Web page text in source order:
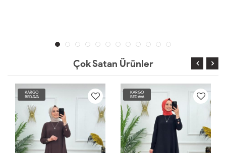
Çok Satan Ürünler
KARGO
BEDAVA
KARGO
BEDAVA